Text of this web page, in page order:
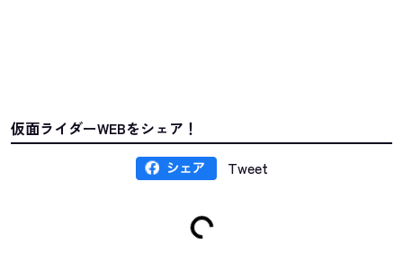
仮面ライダーWEBをシェア！
Tweet